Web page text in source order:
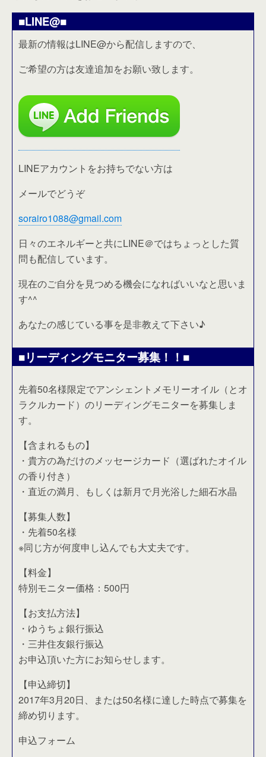
■LINE@■
最新の情報はLINE@から配信しますので、
ご希望の方は友達追加をお願い致します。
LINEアカウントをお持ちでない方は
メールでどうぞ
sorairo1088@gmail.com
日々のエネルギーと共にLINE＠ではちょっとした質
問も配信しています。
現在のご自分を見つめる機会になればいいなと思いま
す^^
あなたの感じている事を是非教えて下さい♪
■リーディングモニター募集！！■
先着50名様限定でアンシェントメモリーオイル（とオ
ラクルカード）のリーディングモニターを募集しま
す。
【含まれるもの】
・貴方の為だけのメッセージカード（選ばれたオイル
の香り付き）
・直近の満月、もしくは新月で月光浴した細石水晶
【募集人数】
・先着50名様
※同じ方が何度申し込んでも大丈夫です。
【料金】
特別モニター価格：500円
【お支払方法】
・ゆうちょ銀行振込
・三井住友銀行振込
お申込頂いた方にお知らせします。
【申込締切】
2017年3月20日、または50名様に達した時点で募集を
締め切ります。
申込フォーム